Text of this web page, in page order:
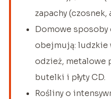
zapachy (czosnek,
Domowe
obejmują: ludzkie
odzież, metalowe
butelki i płyty CD.
Rośliny o